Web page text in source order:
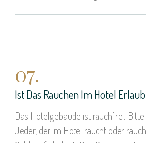
07.
Ist Das Rauchen Im Hotel
Das Hotelgebäude ist rauchfrei.
Jeder, der im Hotel raucht oder